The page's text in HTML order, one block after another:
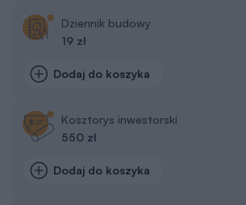
Dziennik budowy
19 zł
Dodaj do koszyka
Kosztorys inwestorski
550 zł
Dodaj do koszyka